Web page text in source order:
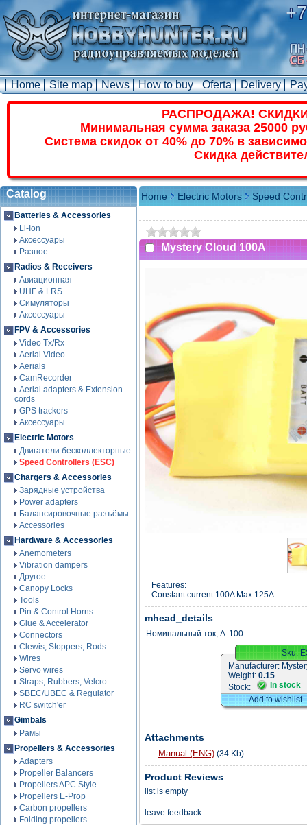
Home Site map News How to buy Oferta Delivery
РАСПРОДАЖА!
Минимальная сумма заказа 25000
Система скидок от 40% до 70% в
Скидка
Catalog
Batteries & Accessories
Li-Ion
Аксессуары
Разное
Radios & Receivers
Авиационная
UHF & LRS
Симуляторы
Аксессуары
FPV & Accessories
Video Tx/Rx
Aerial Video
Aerials
CamRecorder
Aerial adapters & Extension
cords
GPS trackers
Аксессуары
Electric Motors
Двигатели бесколлекторные
Speed Controllers (ESC)
Chargers & Accessories
Зарядные устройства
Power adapters
Балансировочные разъёмы
Accessories
Hardware & Accessories
Anemometers
Vibration dampers
Другое
Canopy Locks
Tools
Pin & Control Horns
Glue & Accelerator
Connectors
Clewis, Stoppers, Rods
Wires
Servo wires
Straps, Rubbers, Velcro
SBEC/UBEC & Regulator
RC switch'er
Gimbals
Рамы
Propellers & Accessories
Adapters
Propeller Balancers
Propellers APC Style
Propellers E-Prop
Carbon propellers
Folding propellers
Home Electric Motors Speed
Mystery Cloud 100A
Features:
Constant current 100A Max 125A
mhead_details
Номинальный ток, А: 100
Sku:
Manufacturer:
Weight: 0.15
Stock:
In stock
Add to wishlist
Attachments
Manual (ENG) (34 Kb)
Product Reviews
list is empty
leave feedback